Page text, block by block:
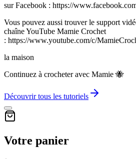
sur Facebook : https://
Vous pouvez aussi trouver le support
chaîne YouTube Mamie Crochet
: https://www.youtube.com/c/
la maison
Continuez à crocheter avec Mamie 🐝
Découvrir tous les tutoriels
Votre panier